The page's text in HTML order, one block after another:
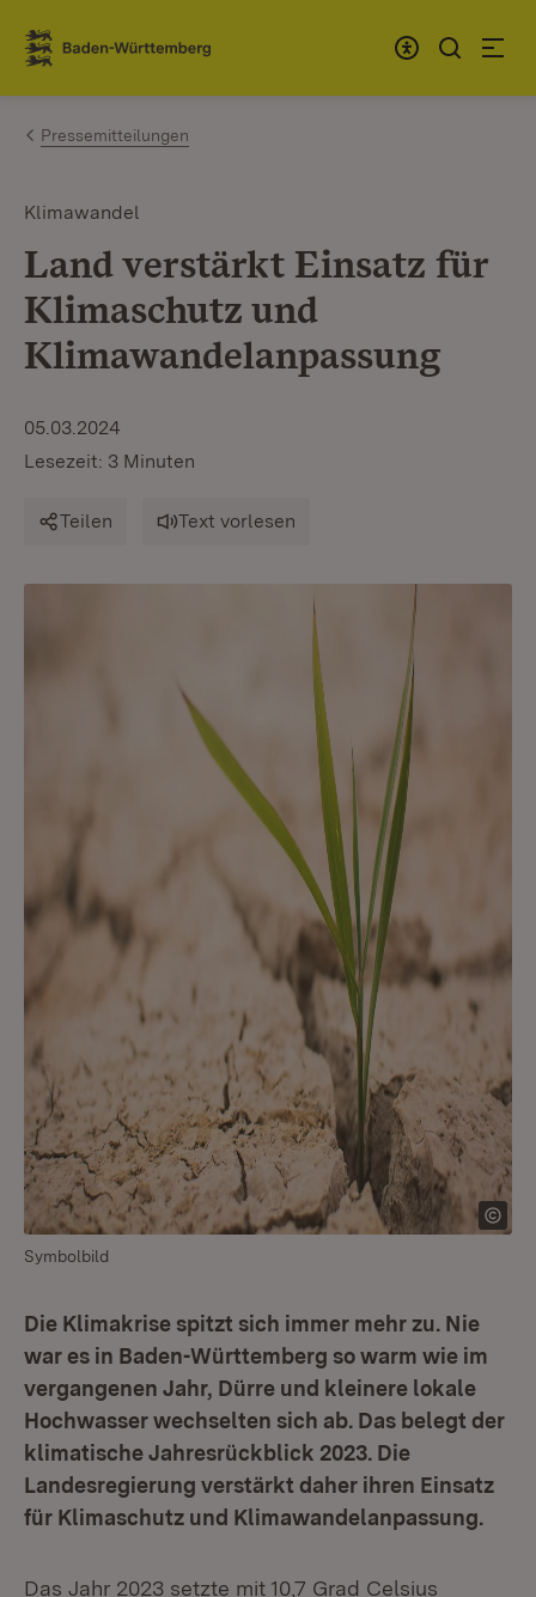
Zum Inhalt springen
Link zur Startseite
Pressemitteilungen
Klimawandel
Land verstärkt Einsatz für
Klimaschutz und
Klimawandelanpassung
05.03.2024
Lesezeit: 3 Minuten
Teilen Text vorlesen
Symbolbild
Die Klimakrise spitzt sich immer mehr zu. Nie
war es in Baden-Württemberg so warm wie im
vergangenen Jahr, Dürre und kleinere lokale
Hochwasser wechselten sich ab. Das belegt der
klimatische Jahresrückblick 2023. Die
Landesregierung verstärkt daher ihren Einsatz
für Klimaschutz und Klimawandelanpassung.
Das Jahr 2023 setzte mit 10,7 Grad Celsius